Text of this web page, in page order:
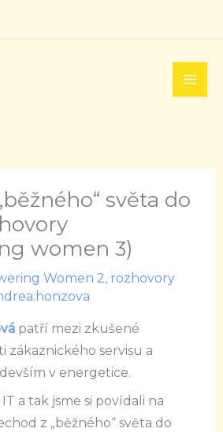
světa do
women 3)
Women 2, rozhovory
patří mezi zkušené
zákaznického servisu a
v energetice.
a tak jsme si povídali na
z „běžného“ světa do